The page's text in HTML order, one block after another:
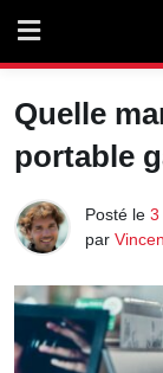
content
Quelle
portable
Posté le 3
par